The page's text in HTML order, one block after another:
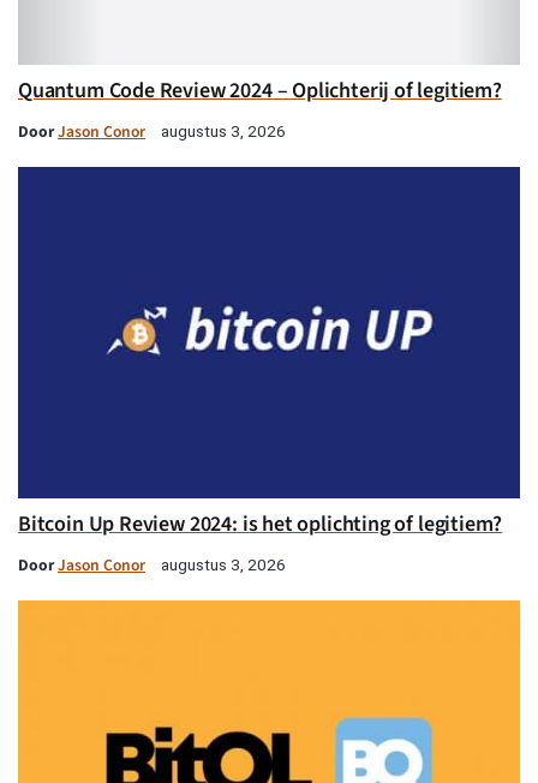
Quantum Code Review 2024 – Oplichterij of legitiem?
DoorJason Conor augustus 3, 2026
Bitcoin Up Review 2024: is het oplichting of legitiem?
DoorJason Conor augustus 3, 2026